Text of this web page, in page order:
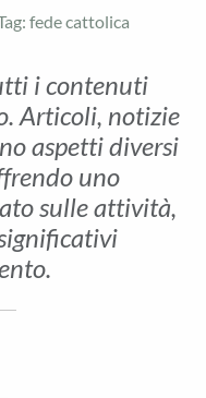
fede cattolica
i contenuti
Articoli, notizie
aspetti diversi
uno
sulle attività,